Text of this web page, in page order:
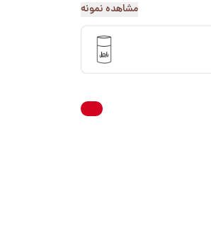
مشاهده نمونه